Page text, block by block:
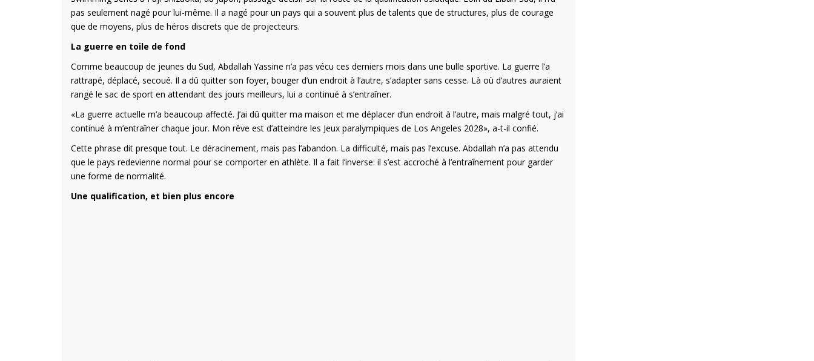
pas seulement nagé pour lui-même. Il a nagé pour un pays qui a souvent plus de talents que de structures, plus de courage
que de moyens, plus de héros discrets que de projecteurs.
La guerre en toile de fond
Comme beaucoup de jeunes du Sud, Abdallah Yassine n’a pas vécu ces derniers mois dans une bulle sportive. La guerre l’a
rattrapé, déplacé, secoué. Il a dû quitter son foyer, bouger d’un endroit à l’autre, s’adapter sans cesse. Là où d’autres auraient
rangé le sac de sport en attendant des jours meilleurs, lui a continué à s’entraîner.
«La guerre actuelle m’a beaucoup affecté. J’ai dû quitter ma maison et me déplacer d’un endroit à l’autre, mais malgré tout, j’ai
continué à m’entraîner chaque jour. Mon rêve est d’atteindre les Jeux paralympiques de Los Angeles 2028», a-t-il confié.
Cette phrase dit presque tout. Le déracinement, mais pas l’abandon. La difficulté, mais pas l’excuse. Abdallah n’a pas attendu
que le pays redevienne normal pour se comporter en athlète. Il a fait l’inverse: il s’est accroché à l’entraînement pour garder
une forme de normalité.
Une qualification, et bien plus encore